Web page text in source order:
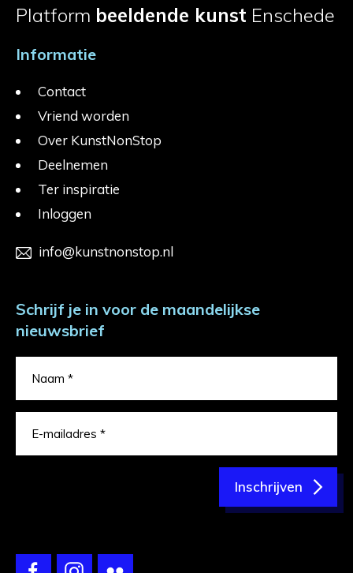
Platform beeldende kunst Enschede
Informatie
Contact
Vriend worden
Over KunstNonStop
Deelnemen
Ter inspiratie
Inloggen
info@kunstnonstop.nl
Schrijf je in voor de maandelijkse
nieuwsbrief
Inschrijven